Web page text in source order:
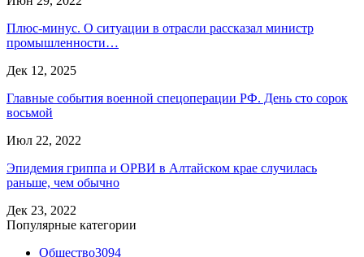
Плюс-минус. О ситуации в отрасли рассказал министр
промышленности…
Дек 12, 2025
Главные события военной спецоперации РФ. День сто сорок
восьмой
Июл 22, 2022
Эпидемия гриппа и ОРВИ в Алтайском крае случилась
раньше, чем обычно
Дек 23, 2022
Популярные категории
Общество3094